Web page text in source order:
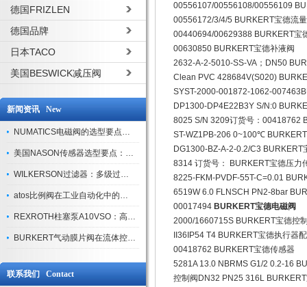
德国FRIZLEN
德国品牌
日本TACO
美国BESWICK减压阀
新闻资讯 New
NUMATICS电磁阀的选型要点与使用注意事项
美国NASON传感器选型要点：精度、量程与接口适配指南
WILKERSON过滤器：多级过滤技术，适配多行业净化需求
atos比例阀在工业自动化中的关键应用
REXROTH柱塞泵A10VSO：高效液压系统的核心组件
BURKERT气动膜片阀在流体控制中的应用
联系我们 Contact
00556107/00556108/00556109
00556172/3/4/5 BURKERT宝德流
00440694/00629388 BURKERT宝
00630850 BURKERT宝德补液阀
2632-A-2-5010-SS-VA；DN50
Clean PVC 428684V(S020)
SYST-2000-001872-1062-
DP1300-DP4E22B3Y S/N:0
8025 S/N 3209订货号：00418762
ST-WZ1PB-206 0~100℃
DG1300-BZ-A-2-0.2/C3 BURKERT
8314 订货号： BURKERT宝德压力
8225-FKM-PVDF-55T-C=0.01
6519W 6.0 FLNSCH PN2-8bar
00017494 BURKERT宝德电磁阀
2000/1660715S BURKERT宝德控
II36IP54 T4 BURKERT宝德执行器
00418762 BURKERT宝德传感器
5281A 13.0 NBRMS G1/2 0.2-16
控制阀DN32 PN25 316L